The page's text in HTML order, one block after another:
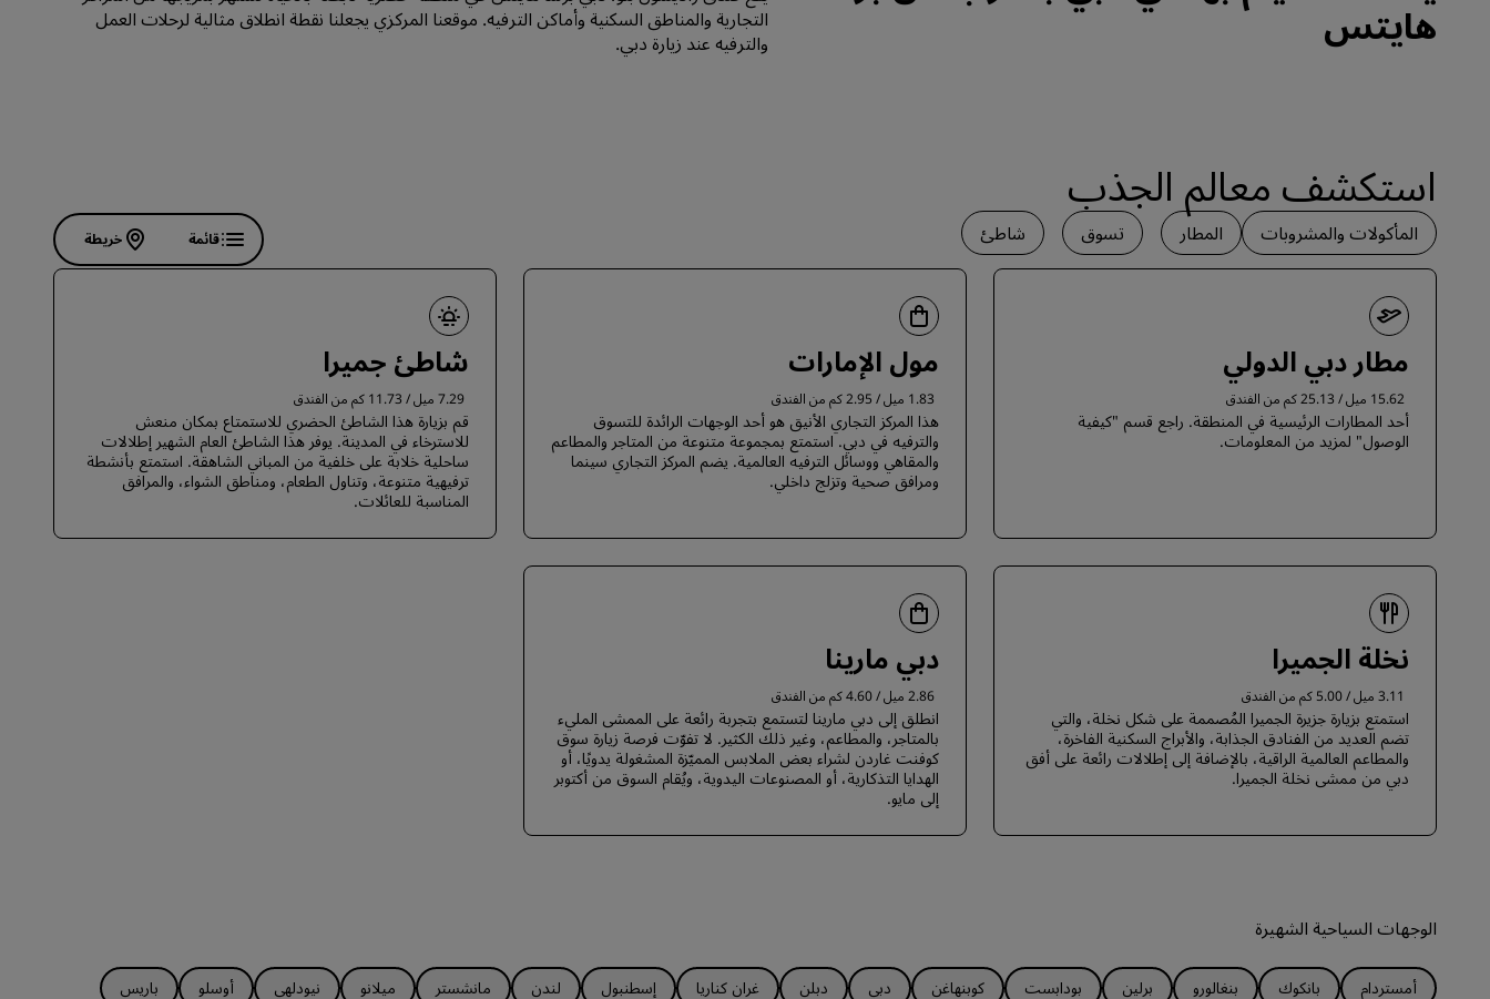
الانضمام
هايتس
التجارية والمناطق السكنية وأماكن الترفيه. موقعنا المركزي يجعلنا نقطة انطلاق مثالية لرحلات العمل
والترفيه عند زيارة دبي.
‏‫استكشف معالم الجذب
المأكولات والمشروبات المطار تسوق شاطئ قائمة خريطة
مطار دبي الدولي
15.62 ميل / 25.13 كم من الفندق
أحد المطارات الرئيسية في المنطقة. راجع قسم "كيفية
الوصول" لمزيد من المعلومات.
مول الإمارات
1.83 ميل / 2.95 كم من الفندق
هذا المركز التجاري الأنيق هو أحد الوجهات الرائدة للتسوق
والترفيه في دبي. استمتع بمجموعة متنوعة من المتاجر والمطاعم
والمقاهي ووسائل الترفيه العالمية. يضم المركز التجاري سينما
ومرافق صحية وتزلج داخلي.
شاطئ جميرا
7.29 ميل / 11.73 كم من الفندق
قم بزيارة هذا الشاطئ الحضري للاستمتاع بمكان منعش
للاسترخاء في المدينة. يوفر هذا الشاطئ العام الشهير إطلالات
ساحلية خلابة على خلفية من المباني الشاهقة. استمتع بأنشطة
ترفيهية متنوعة، وتناول الطعام، ومناطق الشواء، والمرافق
المناسبة للعائلات.
نخلة الجميرا
3.11 ميل / 5.00 كم من الفندق
استمتع بزيارة جزيرة الجميرا المُصممة على شكل نخلة، والتي
تضم العديد من الفنادق الجذابة، والأبراج السكنية الفاخرة،
والمطاعم العالمية الراقية، بالإضافة إلى إطلالات رائعة على أفق
دبي من ممشى نخلة الجميرا.
دبي مارينا
2.86 ميل / 4.60 كم من الفندق
انطلق إلى دبي مارينا لتستمع بتجربة رائعة على الممشى المليء
بالمتاجر، والمطاعم، وغير ذلك الكثير. لا تفوّت فرصة زيارة سوق
كوفنت غاردن لشراء بعض الملابس المميّزة المشغولة يدويًا، أو
الهدايا التذكارية، أو المصنوعات اليدوية، ويُقام السوق من أكتوبر
إلى مايو.
الوجهات السياحية الشهيرة
أمستردام بانكوك بنغالورو برلين بودابست كوبنهاغن دبي دبلن غران كناريا إسطنبول لندن مانشستر ميلانو نيودلهي أوسلو
باريس